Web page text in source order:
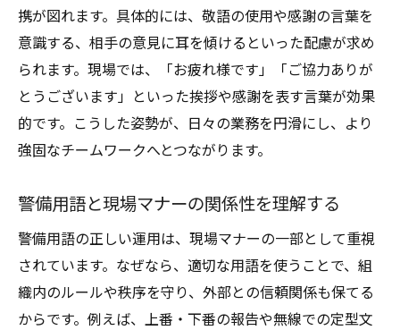
携が図れます。具体的には、敬語の使用や感謝の言葉を
意識する、相手の意見に耳を傾けるといった配慮が求め
られます。現場では、「お疲れ様です」「ご協力ありが
とうございます」といった挨拶や感謝を表す言葉が効果
的です。こうした姿勢が、日々の業務を円滑にし、より
強固なチームワークへとつながります。
警備用語と現場マナーの関係性を理解する
警備用語の正しい運用は、現場マナーの一部として重視
されています。なぜなら、適切な用語を使うことで、組
織内のルールや秩序を守り、外部との信頼関係も保てる
からです。例えば、上番・下番の報告や無線での定型文